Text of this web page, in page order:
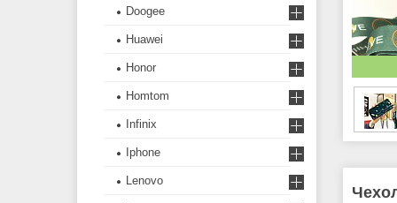
Doogee
Huawei
Honor
Homtom
Infinix
Iphone
Lenovo